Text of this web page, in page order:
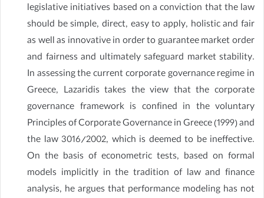
legislative initiatives based on a conviction that the law
should be simple, direct, easy to apply, holistic and fair
as well as innovative in order to guarantee market order
and fairness and ultimately safeguard market stability.
In assessing the current corporate governance regime in
Greece, Lazaridis takes the view that the corporate
governance framework is confined in the voluntary
Principles of Corporate Governance in Greece (1999) and
the law 3016/2002, which is deemed to be ineffective.
On the basis of econometric tests, based on formal
models implicitly in the tradition of law and finance
analysis, he argues that performance modeling has not